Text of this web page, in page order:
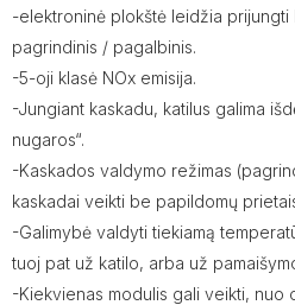
-elektroninė plokštė leidžia
pagrindinis / pagalbinis.
-5-oji klasė NOx emisija.
-Jungiant kaskadu, katilus galima
nugaros“.
-Kaskados valdymo režimas
kaskadai veikti be papildomų
-Galimybė valdyti tiekiamą
tuoj pat už katilo, arba už
-Kiekvienas modulis gali veikti, nuo